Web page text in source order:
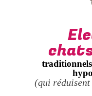
(qui